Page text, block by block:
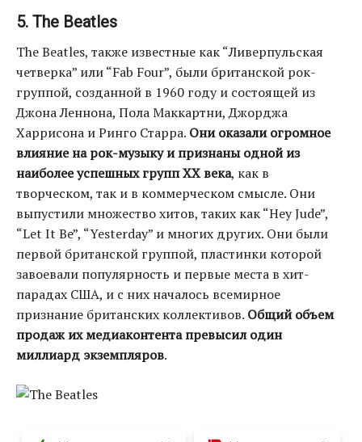
5. The Beatles
The Beatles, также известные как “Ливерпульская
четверка” или “Fab Four”, были британской рок-
группой, созданной в 1960 году и состоящей из
Джона Леннона, Пола Маккартни, Джорджа
Харрисона и Ринго Старра. Они оказали огромное
влияние на рок-музыку и признаны одной из
наиболее успешных групп XX века, как в
творческом, так и в коммерческом смысле. Они
выпустили множество хитов, таких как “Hey Jude”,
“Let It Be”, “Yesterday” и многих других. Они были
первой британской группой, пластинки которой
завоевали популярность и первые места в хит-
парадах США, и с них началось всемирное
признание британских коллективов. Общий объем
продаж их медиаконтента превысил один
миллиард экземпляров.